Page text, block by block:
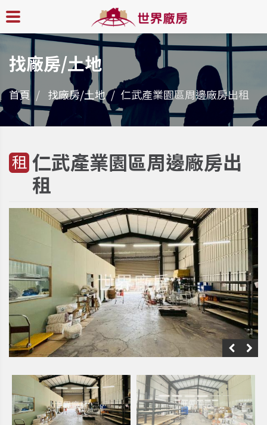
找廠房/土地
首頁 找廠房/土地 仁武產業園區周邊廠房出租
租 仁武產業園區周邊廠房出
租